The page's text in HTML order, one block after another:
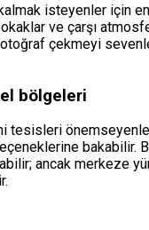
isteyenler için
ve çarşı
çekmeyi
bölgeleri
tesisleri
bakabilir.
ancak merkeze